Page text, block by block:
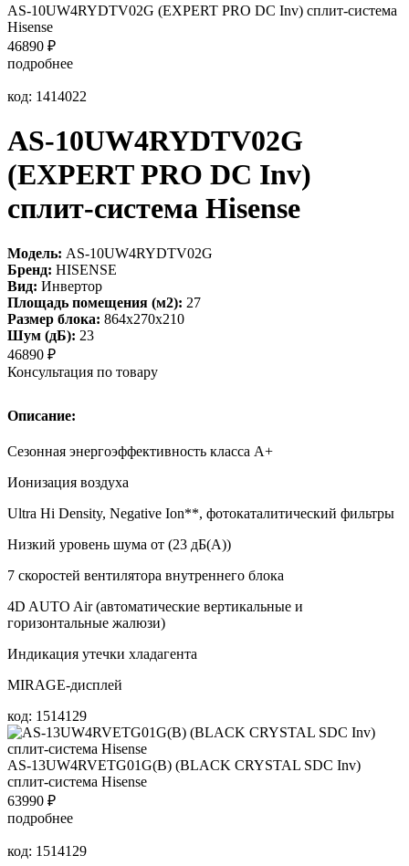
AS-10UW4RYDTV02G (EXPERT PRO DC Inv) сплит-система
Hisense
46890 ₽
подробнее
код: 1414022
AS-10UW4RYDTV02G
(EXPERT PRO DC Inv)
сплит-система Hisense
Модель: AS-10UW4RYDTV02G
Бренд: HISENSE
Вид: Инвертор
Площадь помещения (м2): 27
Размер блока: 864х270х210
Шум (дБ): 23
46890 ₽
Консультация по товару
Описание:
Сезонная энергоэффективность класса А+
Ионизация воздуха
Ultra Hi Density, Negative Ion**, фотокаталитический фильтры
Низкий уровень шума от (23 дБ(А))
7 скоростей вентилятора внутреннего блока
4D AUTO Air (автоматические вертикальные и
горизонтальные жалюзи)
Индикация утечки хладагента
MIRAGE-дисплей
код: 1514129
AS-13UW4RVETG01G(B) (BLACK CRYSTAL SDC Inv)
сплит-система Hisense
63990 ₽
подробнее
код: 1514129